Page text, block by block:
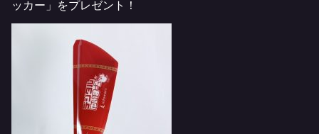
ッカー」をプレゼント！